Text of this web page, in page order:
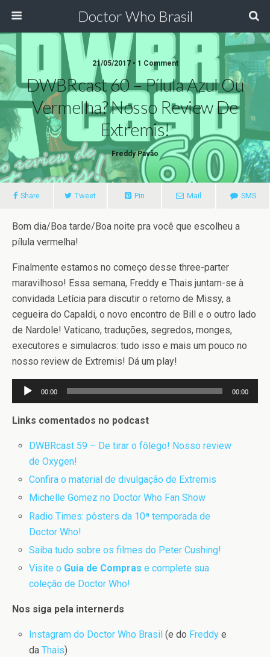
Doctor Who Brasil
21/05/2017 • 1 Comment
DWBRcast 60 – Pílula Azul Ou
Vermelha? Nosso Review De
Extremis!
Freddy Pavão
Share Tweet Pin Mail SMS
Bom dia/Boa tarde/Boa noite pra você que escolheu a
pílula vermelha!
Finalmente estamos no começo desse three-parter
maravilhoso! Essa semana, Freddy e Thais juntam-se à
convidada Letícia para discutir o retorno de Missy, a
cegueira do Capaldi, o novo encontro de Bill e o outro lado
de Nardole! Vaticano, traduções, segredos, monges,
executores e simulacros: tudo isso e mais um pouco no
nosso review de Extremis! Dá um play!
Tocador
de
áudio
00:00 00:00
Links comentados no podcast
DWBRcast 59 – De tirar o fôlego! Nosso review
de Oxygen!
Confira o material de divulgação de Extremis
Michelle Gomez no Doctor Who Fan Show
Radio Times: pôsters da 10ª temporada de
Doctor Who!
Saiba tudo sobre os filmes do Peter Cushing!
Visite o Guia de Compras e complete sua
coleção de Doctor Who!
Nos siga pela internerds
Instagram do Doctor Who Brasil (e do Freddye
daThais)